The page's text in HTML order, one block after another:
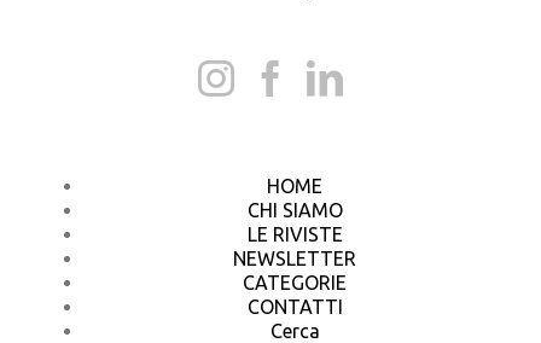
HOME
CHI SIAMO
LE RIVISTE
NEWSLETTER
CATEGORIE
CONTATTI
Cerca